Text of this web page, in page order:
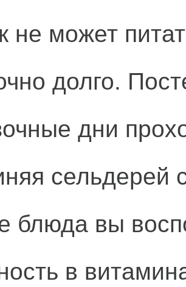
не может
долго.
дни
сельдерей
блюда вы
в